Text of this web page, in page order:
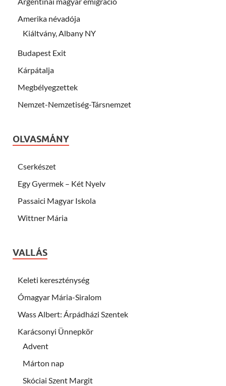
Amerika névadója
Kiáltvány, Albany NY
Budapest Exit
Kárpátalja
Megbélyegzettek
Nemzet-Nemzetiség-Társnemzet
OLVASMÁNY
Cserkészet
Egy Gyermek – Két Nyelv
Passaici Magyar Iskola
Wittner Mária
VALLÁS
Keleti kereszténység
Ómagyar Mária-Siralom
Wass Albert: Árpádházi Szentek
Karácsonyi Ünnepkör
Advent
Márton nap
Skóciai Szent Margit